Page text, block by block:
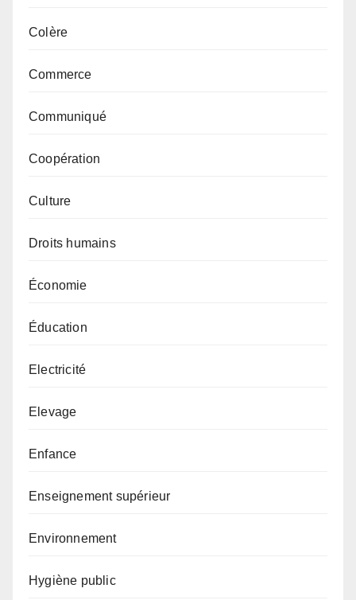
Colère
Commerce
Communiqué
Coopération
Culture
Droits humains
Économie
Éducation
Electricité
Elevage
Enfance
Enseignement supérieur
Environnement
Hygiène public